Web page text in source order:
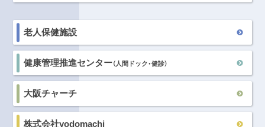
老人保健施設
健康管理推進センター（人間ドック・健診）
大阪チャーチ
株式会社yodomachi